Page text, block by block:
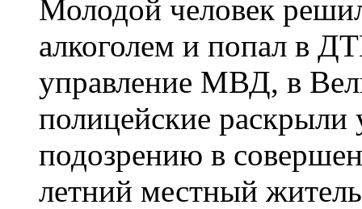
Молодой человек
алкоголем и попал в
управление МВД, в
полицейские
подозрению в
летний местный